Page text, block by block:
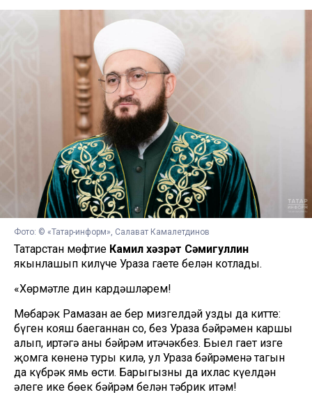
Фото: © «Татар-информ», Салават Камалетдинов
Татарстан мөфтие Камил хәзрәт Сәмигуллин
якынлашып килүче Ураза гаете белән котлады.
«Хөрмәтле дин кардәшләрем!
Мөбарәк Рамазан ае бер мизгелдәй узды да китте:
бүген кояш баеганнан соң, без Ураза бәйрәмен каршы
алып, иртәгә аны бәйрәм итәчәкбез. Быел гает изге
җомга көненә туры килә, ул Ураза бәйрәменә тагын
да күбрәк ямь өсти. Барыгызны да ихлас күңелдән
әлеге ике бөек бәйрәм белән тәбрик итәм!